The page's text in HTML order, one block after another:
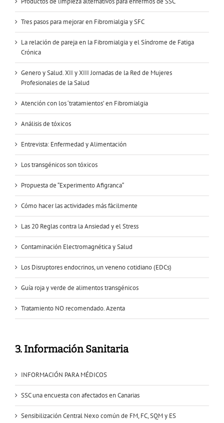
Tres pasos para mejorar en Fibromialgia y SFC
La relación de pareja en la Fibromialgia y el Síndrome de Fatiga
Crónica
Genero y Salud. XII y XIII Jornadas de la Red de Mujeres
Profesionales de la Salud
Atención con los ‘tratamientos’ en Fibromialgia
Análisis de tóxicos
Entrevista: Enfermedad y Alimentación
Los transgénicos son tóxicos
Propuesta de “Experimento Afigranca“
Cómo hacer las actividades más fácilmente
Las 20 Reglas contra la Ansiedad y el Stress
Contaminación Electromagnética y Salud
Los Disruptores endocrinos, un veneno cotidiano (EDCs)
Guía roja y verde de alimentos transgénicos
Tratamiento NO recomendado. Azenta
3. Información Sanitaria
INFORMACIÓN PARA MÉDICOS
SSC una encuesta con afectados en Canarias
Sensibilización Central Nexo común de FM, FC, SQM y ES